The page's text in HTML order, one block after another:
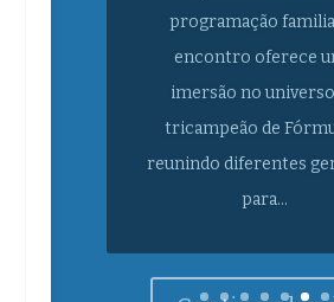
encontro oferece
imersão no universo
tricampeão de
reunindo diferentes
para...